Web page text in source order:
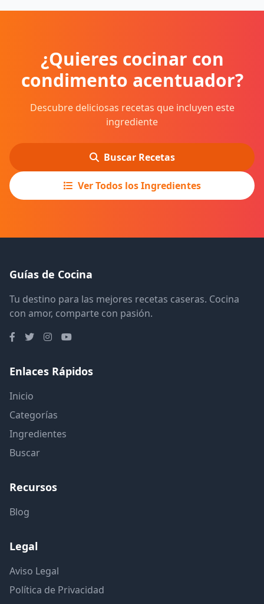
¿Quieres cocinar con
condimento acentuador?
Descubre deliciosas recetas que incluyen este
ingrediente
Buscar Recetas
Ver Todos los Ingredientes
Guías de Cocina
Tu destino para las mejores recetas caseras. Cocina
con amor, comparte con pasión.
Enlaces Rápidos
Inicio
Categorías
Ingredientes
Buscar
Recursos
Blog
Legal
Aviso Legal
Política de Privacidad